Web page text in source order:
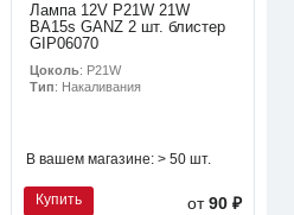
Лампа 12V P21W 21W
BA15s GANZ 2 шт. блистер
GIP06070
Цоколь: P21W
Тип: Накаливания
В вашем магазине: > 50 шт.
Купить от90 ₽